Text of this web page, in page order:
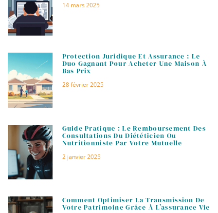
14 mars 2025
Protection Juridique Et Assurance : Le
Duo Gagnant Pour Acheter Une Maison À
Bas Prix
28 février 2025
Guide Pratique : Le Remboursement Des
Consultations Du Diététicien Ou
Nutritionniste Par Votre Mutuelle
2 janvier 2025
Comment Optimiser La Transmission De
Votre Patrimoine Grâce À L’assurance Vie